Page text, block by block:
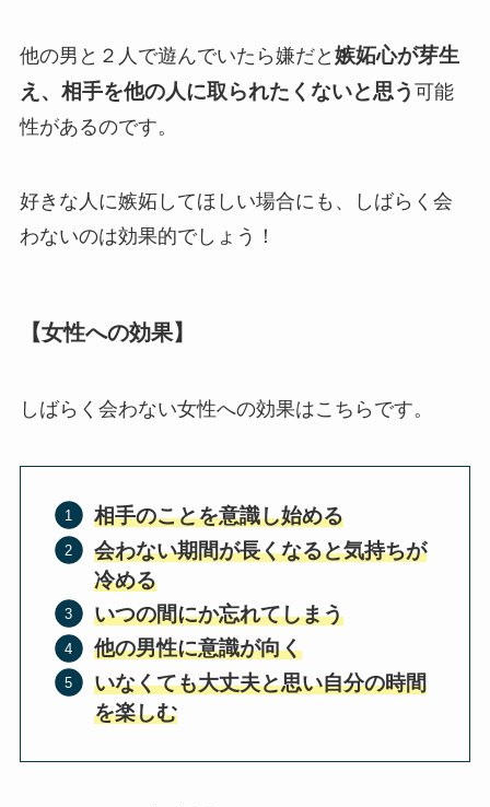
他の男と２人で遊んでいたら嫌だと 嫉妬心が芽生
え、相手を他の人に取られたくないと思う 可能
性があるのです。
好きな人に嫉妬してほしい場合にも、しばらく会
わないのは効果的でしょう！
【女性への効果】
しばらく会わない女性への効果はこちらです。
相手のことを意識し始める
会わない期間が長くなると気持ちが
冷める
いつの間にか忘れてしまう
他の男性に意識が向く
いなくても大丈夫と思い自分の時間
を楽しむ